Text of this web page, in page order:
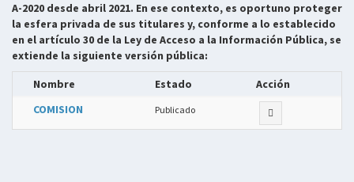
A-2020 desde abril 2021. En ese contexto, es oportuno proteger
la esfera privada de sus titulares y, conforme a lo establecido
en el artículo 30 de la Ley de Acceso a la Información Pública, se
extiende la siguiente versión pública:
Nombre
Estado
Acción
COMISION
Publicado